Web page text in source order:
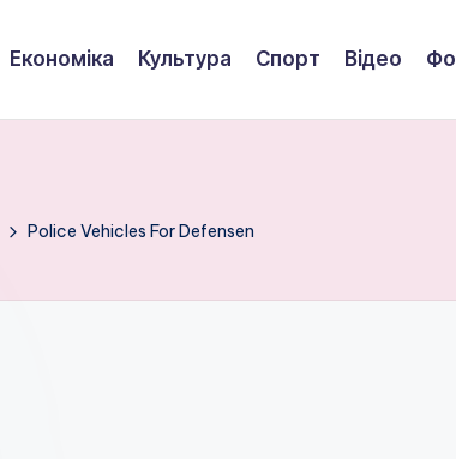
Економіка Культура Спорт Відео
Police Vehicles For Defensen